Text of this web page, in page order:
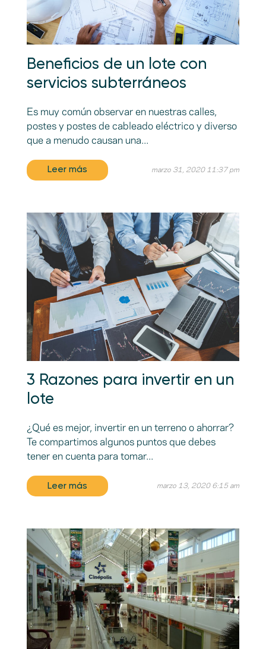
Beneficios de un lote con
servicios subterráneos
Es muy común observar en nuestras calles,
postes y postes de cableado eléctrico y diverso
que a menudo causan una...
Leer más marzo 31, 2020 11:37 pm
3 Razones para invertir en un
lote
¿Qué es mejor, invertir en un terreno o ahorrar?
Te compartimos algunos puntos que debes
tener en cuenta para tomar...
Leer más marzo 13, 2020 6:15 am